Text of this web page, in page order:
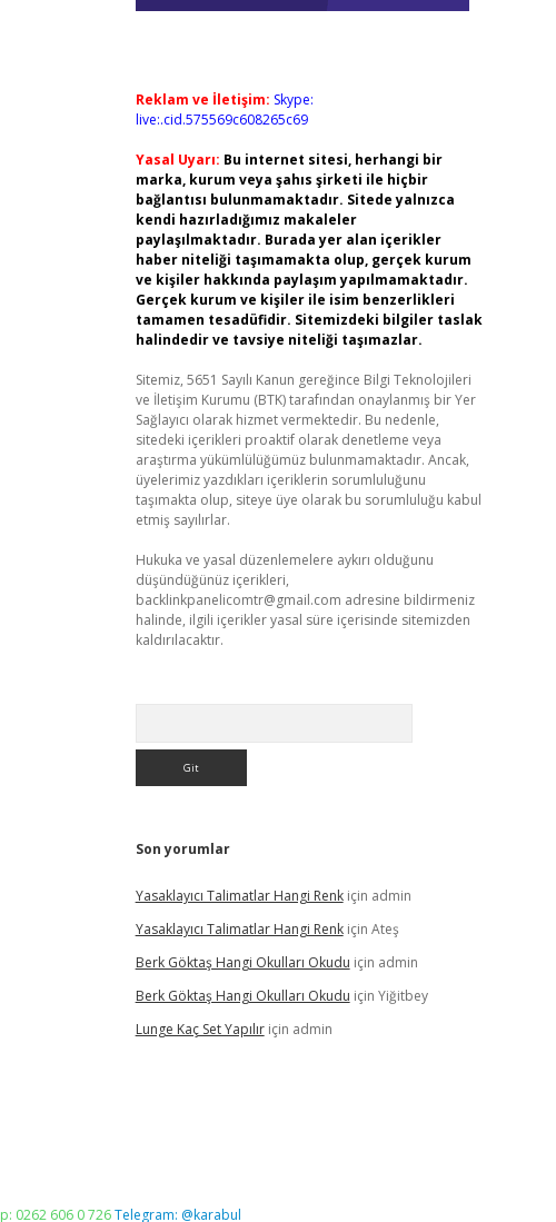
Reklam ve İletişim: Skype:
live:.cid.575569c608265c69
Yasal Uyarı: Bu internet sitesi, herhangi bir
marka, kurum veya şahıs şirketi ile hiçbir
bağlantısı bulunmamaktadır. Sitede yalnızca
kendi hazırladığımız makaleler
paylaşılmaktadır. Burada yer alan içerikler
haber niteliği taşımamakta olup, gerçek kurum
ve kişiler hakkında paylaşım yapılmamaktadır.
Gerçek kurum ve kişiler ile isim benzerlikleri
tamamen tesadüfidir. Sitemizdeki bilgiler taslak
halindedir ve tavsiye niteliği taşımazlar.
Sitemiz, 5651 Sayılı Kanun gereğince Bilgi Teknolojileri
ve İletişim Kurumu (BTK) tarafından onaylanmış bir Yer
Sağlayıcı olarak hizmet vermektedir. Bu nedenle,
sitedeki içerikleri proaktif olarak denetleme veya
araştırma yükümlülüğümüz bulunmamaktadır. Ancak,
üyelerimiz yazdıkları içeriklerin sorumluluğunu
taşımakta olup, siteye üye olarak bu sorumluluğu kabul
etmiş sayılırlar.
Hukuka ve yasal düzenlemelere aykırı olduğunu
düşündüğünüz içerikleri,
backlinkpanelicomtr@gmail.com adresine bildirmeniz
halinde, ilgili içerikler yasal süre içerisinde sitemizden
kaldırılacaktır.
Son yorumlar
Yasaklayıcı Talimatlar Hangi Renkiçin admin
Yasaklayıcı Talimatlar Hangi Renkiçin Ateş
Berk Göktaş Hangi Okulları Okudu için admin
Berk Göktaş Hangi Okulları Okudu için Yiğitbey
Lunge Kaç Set Yapılıriçin admin
0262 606 0 726Telegram: @karabul